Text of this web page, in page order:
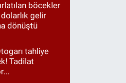
böcekler
gelir
dönüştü
tahliye
Tadilat